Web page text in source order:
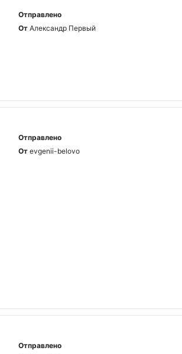
Отправлено
От Александр Первый
Отправлено
От evgenii-belovo
Отправлено